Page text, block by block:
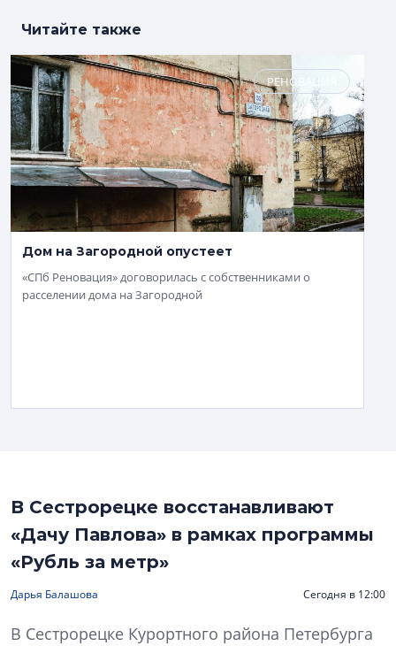
Читайте также
РЕНОВАЦИЯ
Дом на Загородной опустеет
«СПб Реновация» договорилась с собственниками о
расселении дома на Загородной
В Сестрорецке восстанавливают
«Дачу Павлова» в рамках программы
«Рубль за метр»
Дарья Балашова Сегодня в 12:00
В Сестрорецке Курортного района Петербурга